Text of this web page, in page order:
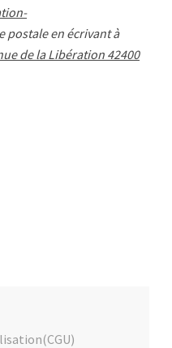
postale en écrivant à
de la Libération 42400